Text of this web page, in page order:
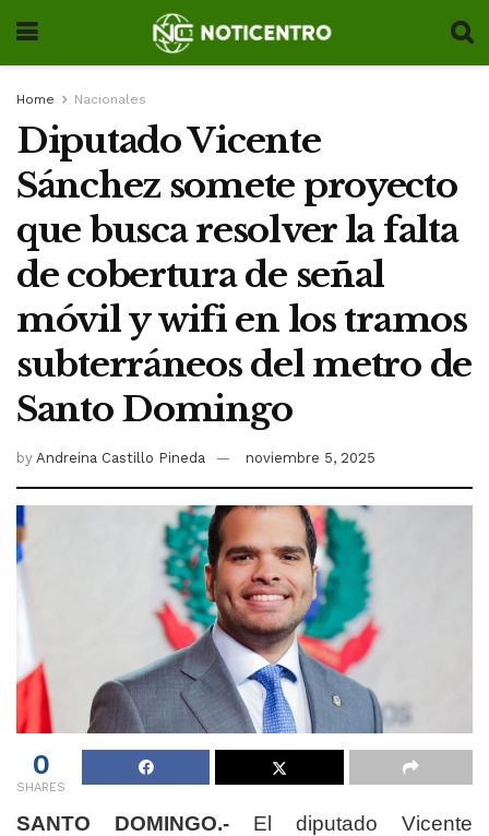
Home Nacionales
Diputado Vicente
Sánchez somete proyecto
que busca resolver la falta
de cobertura de señal
móvil y wifi en los tramos
subterráneos del metro de
Santo Domingo
by Andreina Castillo Pineda noviembre 5, 2025
0
SHARES
SANTO DOMINGO.- El diputado Vicente